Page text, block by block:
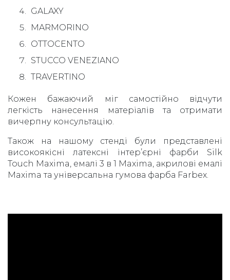
GALAXY
MARMORINO
OTTOCENTO
STUCCO VENEZIANO
TRAVERTINO
Кожен бажаючий міг самостійно відчути
легкість нанесення матеріалів та отримати
вичерпну консультацію.
Також на нашому стенді були представлені
високоякісні латексні інтер’єрні фарби Silk
Touch Maxima, емалі 3 в 1 Maxima, акрилові емалі
Maxima та універсальна гумова фарба Farbex.